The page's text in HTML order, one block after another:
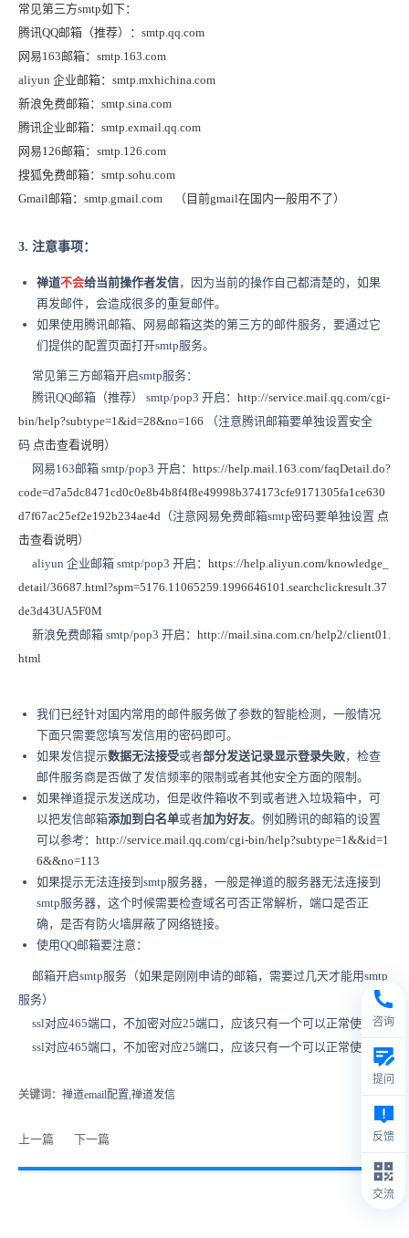
常见第三方smtp如下：
腾讯QQ邮箱（推荐）：smtp.qq.com
网易163邮箱：smtp.163.com
aliyun 企业邮箱： smtp.mxhichina.com
新浪免费邮箱：smtp.sina.com
腾讯企业邮箱：smtp.exmail.qq.com
网易126邮箱：smtp.126.com
搜狐免费邮箱：smtp.sohu.com
Gmail邮箱：smtp.gmail.com （目前gmail在国内一般用不了）
3. 注意事项：
禅道不会给当前操作者发信，因为当前的操作自己都清楚的，如果
再发邮件，会造成很多的重复邮件。
如果使用腾讯邮箱、网易邮箱这类的第三方的邮件服务，要通过它
们提供的配置页面打开smtp服务。
常见第三方邮箱开启smtp服务：
腾讯QQ邮箱（推荐）
smtp/pop3 开启： http://service.mail.qq.com/cgi-
bin/help?subtype=1&id=28&no=166
（注意腾讯邮箱要单独设置安全
码 点击查看说明 ）
网易163邮箱 smtp/pop3 开启： https://help.mail.163.com/faqDetail.do?
code=d7a5dc8471cd0c0e8b4b8f4f8e49998b374173cfe9171305fa1ce630
d7f67ac25ef2e192b234ae4d （注意网易免费邮箱smtp密码要单独设置 点
击查看说明 ）
aliyun 企业邮箱 smtp/pop3 开启： https://help.aliyun.com/knowledge_
detail/36687.html?spm=5176.11065259.1996646101.searchclickresult.37
de3d43UA5F0M
新浪免费邮箱 smtp/pop3 开启： http://mail.sina.com.cn/help2/client01.
html
我们已经针对国内常用的邮件服务做了参数的智能检测，一般情况
下面只需要您填写发信用的密码即可。
如果发信提示数据无法接受或者部分发送记录显示登录失败，检查
邮件服务商是否做了发信频率的限制或者其他安全方面的限制。
如果禅道提示发送成功，但是收件箱收不到或者进入垃圾箱中，可
以把发信邮箱添加到白名单或者加为好友。例如腾讯的邮箱的设置
可以参考： http://service.mail.qq.com/cgi-bin/help?subtype=1&&id=1
6&&no=113
如果提示无法连接到smtp服务器，一般是禅道的服务器无法连接到
smtp服务器，这个时候需要检查域名可否正常解析，端口是否正
确，是否有防火墙屏蔽了网络链接。
使用QQ邮箱要注意：
邮箱开启smtp服务（如果是刚刚申请的邮箱，需要过几天才能用smtp
服务）
ssl对应465端口，不加密对应25端口，应该只有一个可以正常使用
ssl对应465端口，不加密对应25端口，应该只有一个可以正常使用
关键词 ：禅道email配置,禅道发信
上一篇 下一篇
咨询
提问
反馈
交流